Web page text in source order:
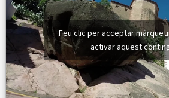
Feu clic per acceptar
activar aquest